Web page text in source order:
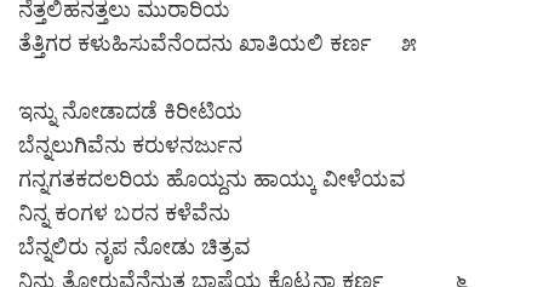
ನೆತ್ತಲಿಹನತ್ತಲು ಮುರಾರಿಯ
ತೆತ್ತಿಗರ ಕಳುಹಿಸುವೆನೆಂದನು ಖಾತಿಯಲಿ ಕರ್ಣ ೫
ಇನ್ನು ನೋಡಾದಡೆ ಕಿರೀಟಿಯ
ಬೆನ್ನಲುಗಿವೆನು ಕರುಳನರ್ಜುನ
ಗನ್ನಗತಕದಲರಿಯ ಹೊಯ್ದನು ಹಾಯ್ಕು ವೀಳೆಯವ
ನಿನ್ನ ಕಂಗಳ ಬರನ ಕಳೆವೆನು
ಬೆನ್ನಲಿರು ನೃಪ ನೋಡು ಚಿತ್ರವ
ನಿನ್ನು ತೋರುವೆನೆನುತ ಭಾಷೆಯ ಕೊಟ್ಟನಾ ಕರ್ಣ ೬